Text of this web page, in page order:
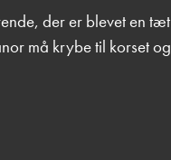
der er blevet en tæt
må krybe til korset og